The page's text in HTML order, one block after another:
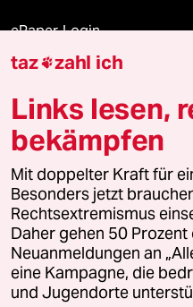
ePaper Login
Downloads für
© 2026 taz Verlags und
Alle Rechte vorbehalten. Bei
wenden Sie sich bitte an
Feedback
Leitlinie Informant
taz zahl ich
Links lesen,
bekämpfen
Mit doppelter Kraft für
Besonders jetzt
Rechtsextremismus
Daher gehen 50
Neuanmeldungen an
eine Kampagne, die
und Jugendorte